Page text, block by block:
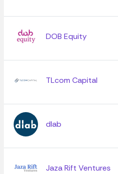
DOB Equity
TLcom Capital
dlab
Jaza Rift Ventures